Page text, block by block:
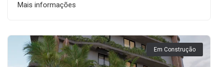
Mais informações
Em Construção